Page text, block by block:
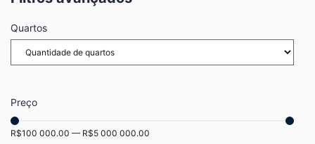
Quartos
Preço
R$100 000.00 — R$5 000 000.00